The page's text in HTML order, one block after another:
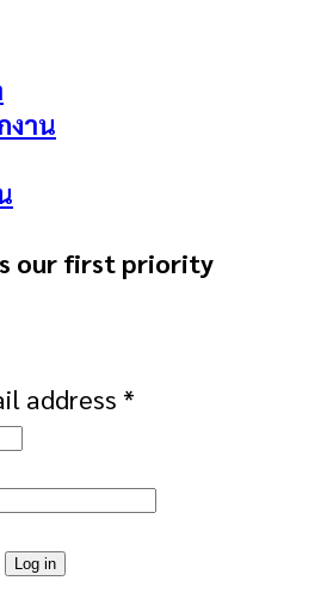
งาน
our first priority
address *
Log in